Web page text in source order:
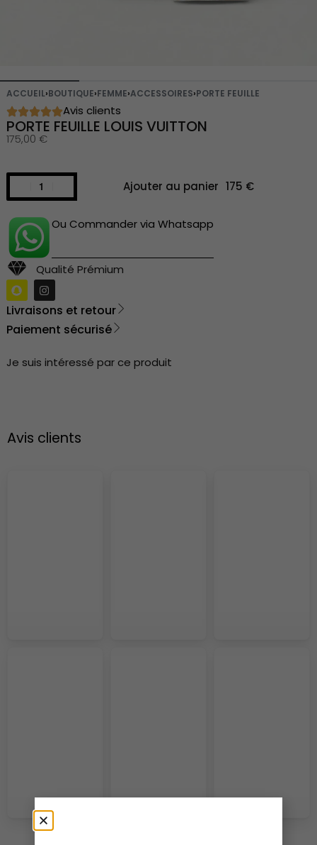
ACCUEIL›BOUTIQUE›FEMME›ACCESSOIRES›PORTE FEUILLE
Avis clients
PORTE FEUILLE LOUIS VUITTON
175,00 €
Ajouter au panier
Ou Commander via Whatsapp
Qualité Prémium
Livraisons et retour
Paiement sécurisé
Je suis intéressé par ce produit
Avis clients